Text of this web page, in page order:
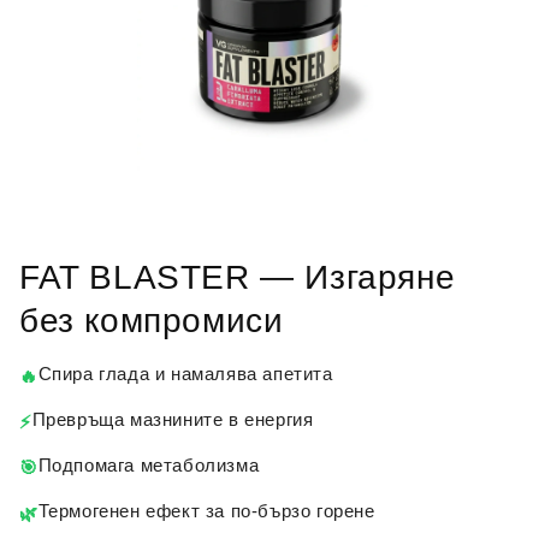
FAT BLASTER — Изгаряне
без компромиси
🔥Спира глада и намалява апетита
⚡Превръща мазнините в енергия
🎯Подпомага метаболизма
🌿Термогенен ефект за по-бързо горене